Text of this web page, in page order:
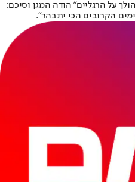
על הרגליים" הודה המגן וסיכם:
הקרובים הכי יתבהר".